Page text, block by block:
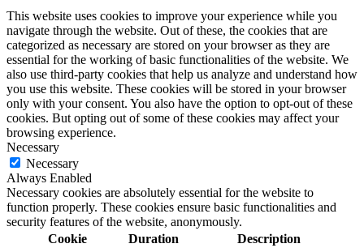
This website uses cookies to improve your experience while you
navigate through the website. Out of these, the cookies that are
categorized as necessary are stored on your browser as they are
essential for the working of basic functionalities of the website. We
also use third-party cookies that help us analyze and understand how
you use this website. These cookies will be stored in your browser
only with your consent. You also have the option to opt-out of these
cookies. But opting out of some of these cookies may affect your
browsing experience.
Necessary
Necessary
Always Enabled
Necessary cookies are absolutely essential for the website to
function properly. These cookies ensure basic functionalities and
security features of the website, anonymously.
Cookie
Duration Description